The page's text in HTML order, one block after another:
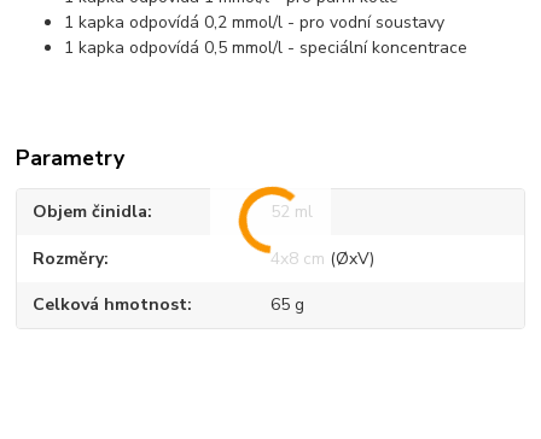
1 kapka odpovídá 0,2 mmol/l - pro vodní soustavy
1 kapka odpovídá 0,5 mmol/l - speciální koncentrace
Parametry
Objem činidla 52 ml
Rozměry 4x8 cm (ØxV)
Celková hmotnost 65 g